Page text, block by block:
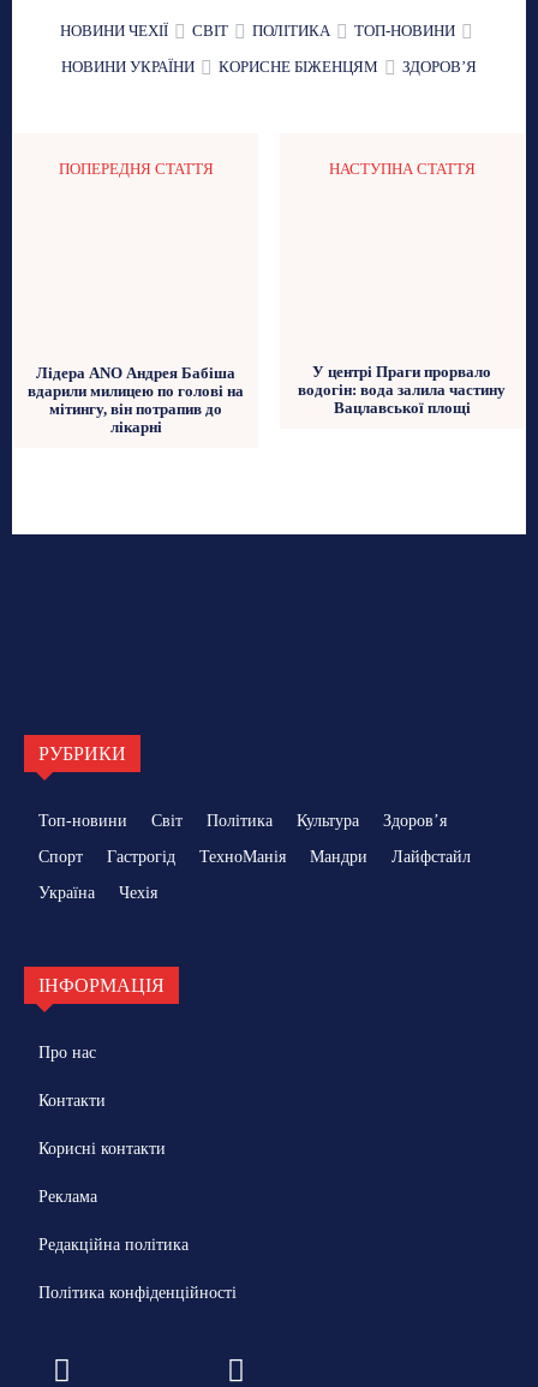
НОВИНИ ЧЕХІЇ СВІТ ПОЛІТИКА
ТОП-НОВИНИ
НОВИНИ УКРАЇНИ
КОРИСНЕ БІЖЕНЦЯМ ЗДОРОВʼЯ
ПОПЕРЕДНЯ СТАТТЯ
Лідера ANO Андрея Бабіша
вдарили милицею по голові на
мітингу, він потрапив до
лікарні
НАСТУПНА СТАТТЯ
У центрі Праги прорвало
водогін: вода залила частину
Вацлавської площі
РУБРИКИ
Топ-новини Світ Політика Культура
Здоровʼя
Спорт
Гастрогід ТехноМанія Мандри
Лайфстайл
Україна
Чехія
ІНФОРМАЦІЯ
Про нас
Контакти
Корисні контакти
Реклама
Редакційна політика
Політика конфіденційності